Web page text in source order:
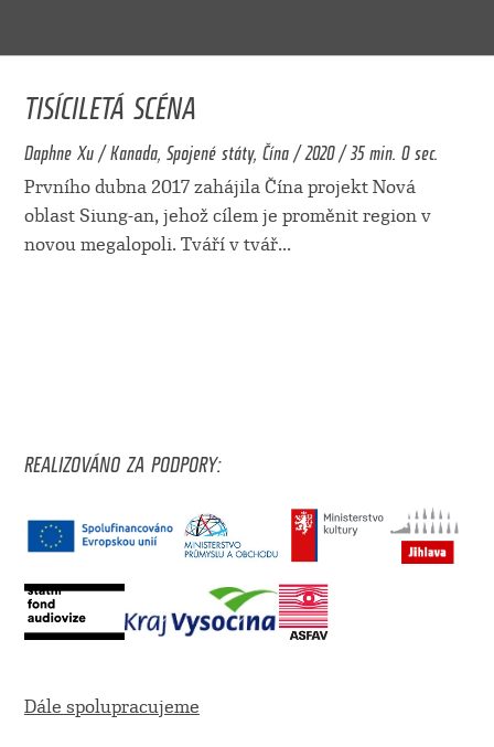
TISÍCILETÁ SCÉNA
Daphne Xu / Kanada, Spojené státy, Čína / 2020 / 35 min. 0 sec.
Prvního dubna 2017 zahájila Čína projekt Nová
oblast Siung-an, jehož cílem je proměnit region v
novou megalopoli. Tváří v tvář...
REALIZOVÁNO ZA PODPORY:
Dále spolupracujeme